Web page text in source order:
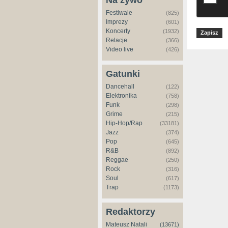
Festiwale (825)
Imprezy (601)
Koncerty (1932)
Relacje (366)
Video live (426)
Gatunki
Dancehall (122)
Elektronika (758)
Funk (298)
Grime (215)
Hip-Hop/Rap (33181)
Jazz (374)
Pop (645)
R&B (892)
Reggae (250)
Rock (316)
Soul (617)
Trap (1173)
Redaktorzy
Mateusz Natali (13671)